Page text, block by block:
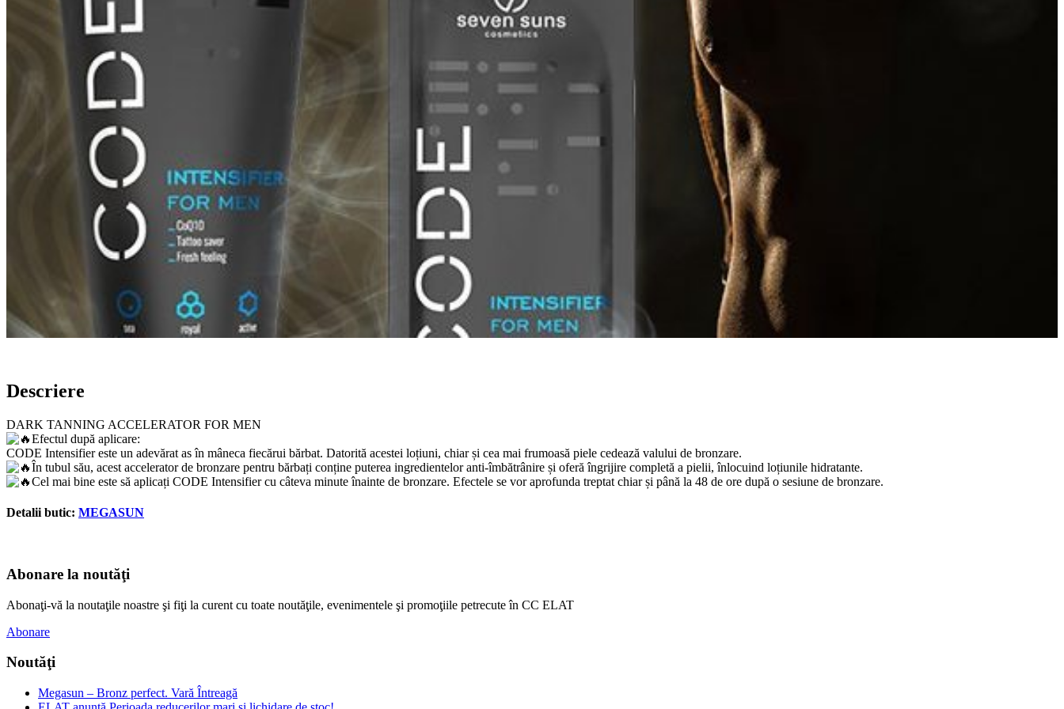
Descriere
DARK TANNING ACCELERATOR FOR MEN
Efectul după aplicare:
CODE Intensifier este un adevărat as în mâneca fiecărui bărbat. Datorită acestei loțiuni, chiar și cea mai frumoasă piele cedează valului de bronzare.
În tubul său, acest accelerator de bronzare pentru bărbați conține puterea ingredientelor anti-îmbătrânire și oferă îngrijire completă a pielii, înlocuind loțiunile hidratante.
Cel mai bine este să aplicați CODE Intensifier cu câteva minute înainte de bronzare. Efectele se vor aprofunda treptat chiar și până la 48 de ore după o sesiune de bronzare.
Detalii butic: MEGASUN
Abonare la noutăţi
Abonaţi-vă la noutaţile noastre şi fiţi la curent cu toate noutăţile, evenimentele şi promoţiile petrecute în CC ELAT
Abonare
Noutăţi
Megasun – Bronz perfect. Vară Întreagă